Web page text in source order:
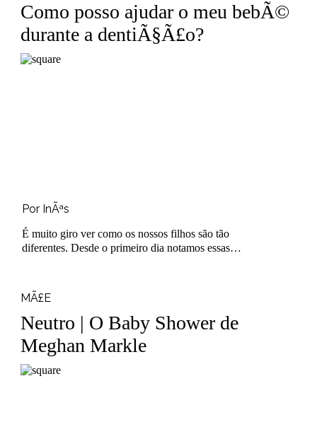
Como posso ajudar o meu bebÃ©
durante a dentiÃ§Ã£o?
Por InÃªs
É muito giro ver como os nossos filhos são tão
diferentes. Desde o primeiro dia notamos essas
MÃ£E
Neutro | O Baby Shower de
Meghan Markle